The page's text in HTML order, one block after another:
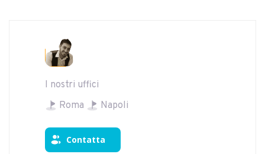
I nostri uffici
Roma
Napoli
Contatta